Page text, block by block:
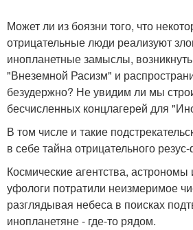
Может ли из боязни того, что
отрицательные люди реализуют
инопланетные замыслы,
"Внеземной Расизм" и
безудержно? Не увидим ли мы
бесчисленных концлагерей для
В том числе и такие
в себе тайна отрицательного
Космические агентства, астрономы
уфологи потратили неизмеримое
разглядывая небеса в поисках
инопланетяне - где-то рядом.